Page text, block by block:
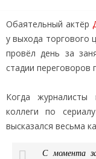
Обаятельный актёр
у выхода торгового
провёл день за
стадии
Когда журналисты
коллеги по
высказался весьма
С момента